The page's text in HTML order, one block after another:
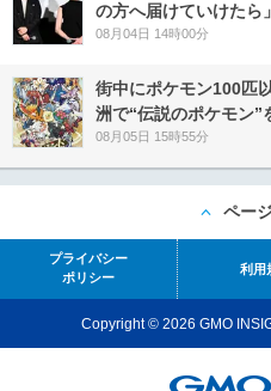
の方へ届けていけたら」
08月04日 14時00分
街中にポケモン100匹
洲で“伝説のポケモン”
08月05日 15時55分
ペー
プライバシー
ポリシー
利用
Copyright © 2026 GMO